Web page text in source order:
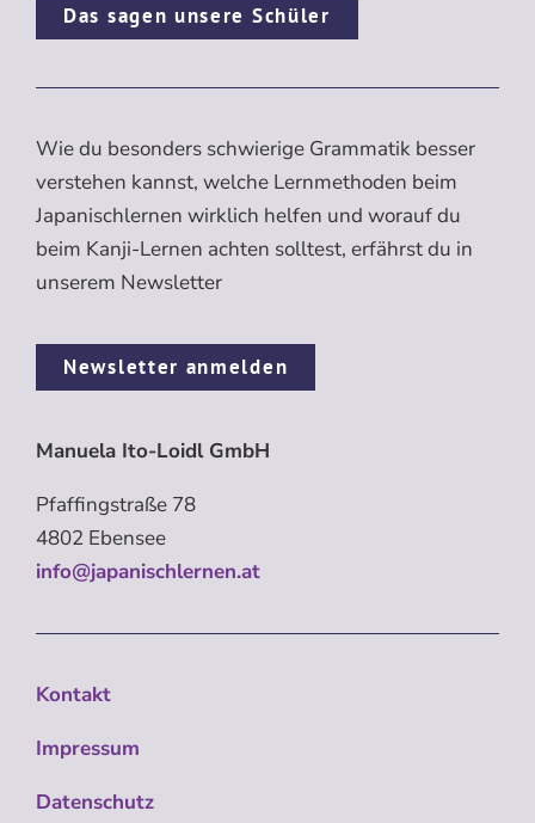
Das sagen unsere Schüler
Wie du besonders schwierige Grammatik besser
verstehen kannst, welche Lernmethoden beim
Japanischlernen wirklich helfen und worauf du
beim Kanji-Lernen achten solltest, erfährst du in
unserem Newsletter
Newsletter anmelden
Manuela Ito-Loidl GmbH
Pfaffingstraße 78
4802 Ebensee
info@japanischlernen.at
Kontakt
Impressum
Datenschutz